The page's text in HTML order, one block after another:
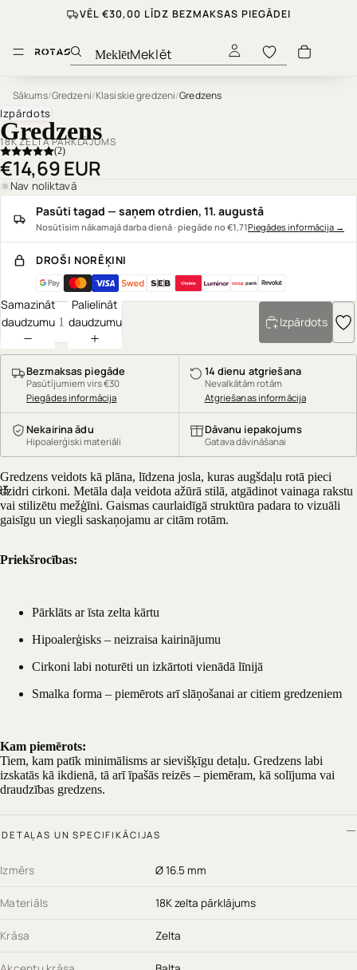
VĒL €30,00 LĪDZ BEZMAKSAS PIEGĀDEI
Meklēt
Sākums/Gredzeni/Klasiskie gredzeni/Gredzens
3
Izpārdots
Gredzens
18K ZELTA PĀRKLĀJUMS
(2)
€14,69 EUR
Nav noliktavā
Pasūti tagad — saņem otrdien, 11. augustā
Nosūtīsim nākamajā darba dienā · piegāde no €1,71Piegādes informācija →
DROŠI NORĒĶINI
cooppank
Samazināt
daudzumu
Palielināt
daudzumu
Izpārdots
Bezmaksas piegāde
Pasūtījumiem virs €30
Piegādes informācija
14 dienu atgriešana
Nevalkātām rotām
Atgriešanas informācija
Nekairina ādu
Hipoalerģiski materiāli
Dāvanu iepakojums
Gatava dāvināšanai
Gredzens veidots kā plāna, līdzena josla, kuras augšdaļu rotā pieci
dzidri cirkoni. Metāla daļa veidota ažūrā stilā, atgādinot vainaga rakstu
vai stilizētu mežģīni. Gaismas caurlaidīgā struktūra padara to vizuāli
gaisīgu un viegli saskaņojamu ar citām rotām.
Priekšrocības:
Pārklāts ar īsta zelta kārtu
Hipoalerģisks – neizraisa kairinājumu
Cirkoni labi noturēti un izkārtoti vienādā līnijā
Smalka forma – piemērots arī slāņošanai ar citiem gredzeniem
Kam piemērots:
Tiem, kam patīk minimālisms ar sievišķīgu detaļu. Gredzens labi
izskatās kā ikdienā, tā arī īpašās reizēs – piemēram, kā solījuma vai
draudzības gredzens.
DETAĻAS UN SPECIFIKĀCIJAS
Izmērs Ø 16.5 mm
Materiāls 18K zelta pārklājums
Krāsa Zelta